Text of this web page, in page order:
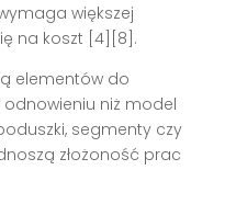
większej
na koszt [4][8].
elementów do
niż model
segmenty czy
złożoność prac